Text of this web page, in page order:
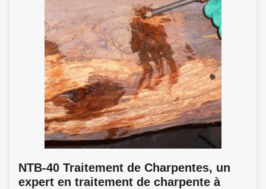
NTB-40 Traitement de Charpentes, un
expert en traitement de charpente à